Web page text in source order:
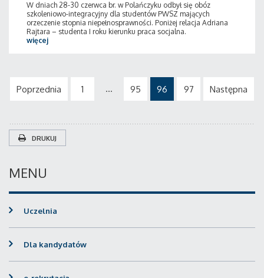
W dniach 28-30 czerwca br. w Polańczyku odbył się obóz
szkoleniowo-integracyjny dla studentów PWSZ mających
orzeczenie stopnia niepełnosprawności. Poniżej relacja Adriana
Rajtara – studenta I roku kierunku praca socjalna.
więcej
Poprzednia 1 ... 95 96 97 Następna
DRUKUJ
MENU
Uczelnia
Dla kandydatów